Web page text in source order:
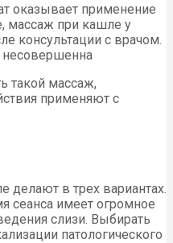
оказывает применение
массаж при кашле у
консультации с врачом.
такой массаж,
применяют с
в трех вариантах.
сеанса имеет огромное
слизи. Выбирать
патологического